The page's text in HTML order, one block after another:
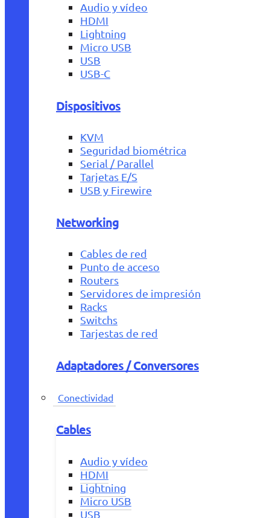
Audio y vídeo
HDMI
Lightning
Micro USB
USB
USB-C
Dispositivos
KVM
Seguridad biométrica
Serial / Parallel
Tarjetas E/S
USB y Firewire
Networking
Cables de red
Punto de acceso
Routers
Servidores de impresión
Racks
Switchs
Tarjestas de red
Adaptadores / Conversores
Conectividad
Cables
Audio y vídeo
HDMI
Lightning
Micro USB
USB